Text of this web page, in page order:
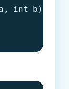
int b) {